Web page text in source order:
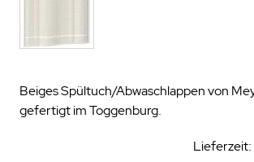
Beiges Spültuch/Abwaschlappen von
gefertigt im Toggenburg.